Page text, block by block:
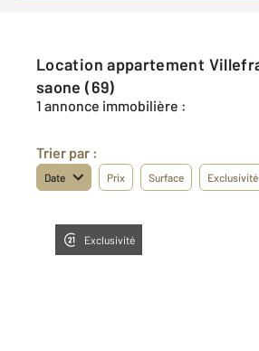
Location appartement Villefranche sur
saone (69)
1 annonce immobilière :
Trier par :
Date Prix Surface Exclusivité
Exclusivité